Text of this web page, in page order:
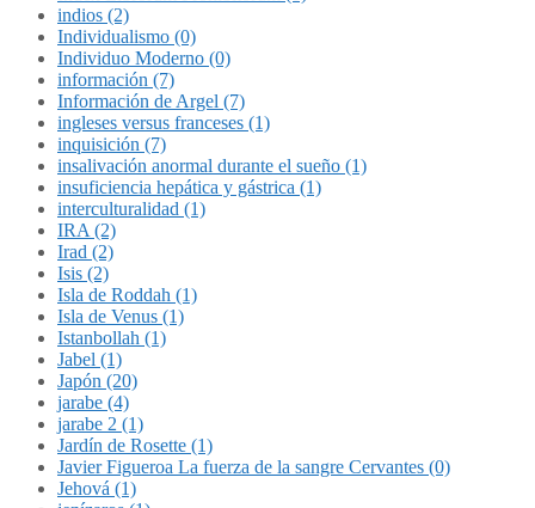
indios (2)
Individualismo (0)
Individuo Moderno (0)
información (7)
Información de Argel (7)
ingleses versus franceses (1)
inquisición (7)
insalivación anormal durante el sueño (1)
insuficiencia hepática y gástrica (1)
interculturalidad (1)
IRA (2)
Irad (2)
Isis (2)
Isla de Roddah (1)
Isla de Venus (1)
Istanbollah (1)
Jabel (1)
Japón (20)
jarabe (4)
jarabe 2 (1)
Jardín de Rosette (1)
Javier Figueroa La fuerza de la sangre Cervantes (0)
Jehová (1)